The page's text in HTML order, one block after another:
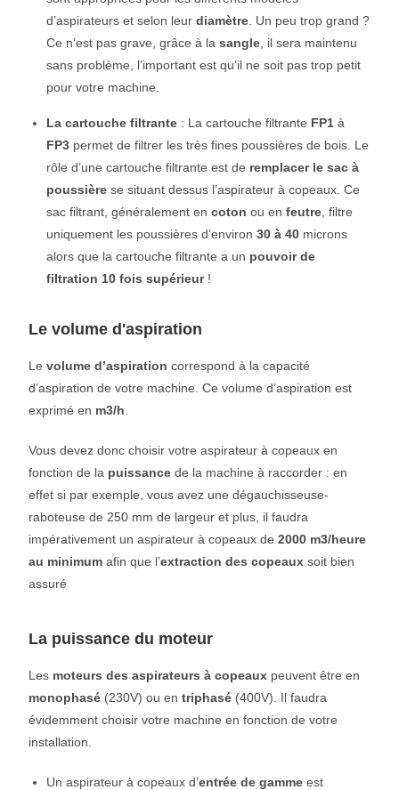
d’aspirateurs et selon leurdiamètre . Un peu trop grand ?
Ce n’est pas grave, grâce à lasangle , il sera maintenu
sans problème, l’important est qu’il ne soit pas trop petit
pour votre machine.
La cartouche filtrante : La cartouche filtrante FP1 à
FP3 permet de filtrer les très fines poussières de bois. Le
rôle d’une cartouche filtrante est de remplacer le sac à
poussière se situant dessus l’aspirateur à copeaux. Ce
sac filtrant, généralement encoton ou enfeutre , filtre
uniquement les poussières d’environ30 à 40 microns
alors que la cartouche filtrante a un pouvoir de
filtration 10 fois supérieur!
Le volume d'aspiration
Levolume d’aspiration correspond à la capacité
d’aspiration de votre machine. Ce volume d’aspiration est
exprimé en m3/h
Vous devez donc choisir votre aspirateur à copeaux en
fonction de la puissance de la machine à raccorder : en
effet si par exemple, vous avez une dégauchisseuse-
raboteuse de 250 mm de largeur et plus, il faudra
impérativement un aspirateur à copeaux de2000 m3/heure
au minimum afin que l’extraction des copeaux soit bien
assuré
La puissance du moteur
Les moteurs des aspirateurs à copeaux peuvent être en
monophasé (230V) ou entriphasé (400V). Il faudra
évidemment choisir votre machine en fonction de votre
installation.
Un aspirateur à copeaux d’entrée de gamme est